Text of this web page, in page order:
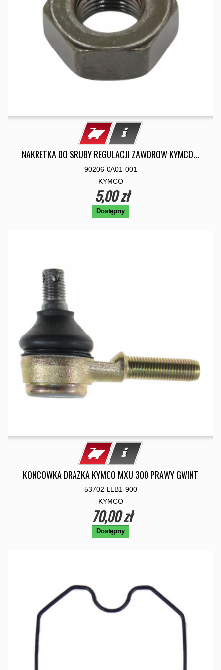
NAKRETKA DO SRUBY REGULACJI ZAWOROW KYMCO...
90206-0A01-001
KYMCO
5,00 zł
Dostępny
KONCOWKA DRAZKA KYMCO MXU 300 PRAWY GWINT
53702-LLB1-900
KYMCO
70,00 zł
Dostępny